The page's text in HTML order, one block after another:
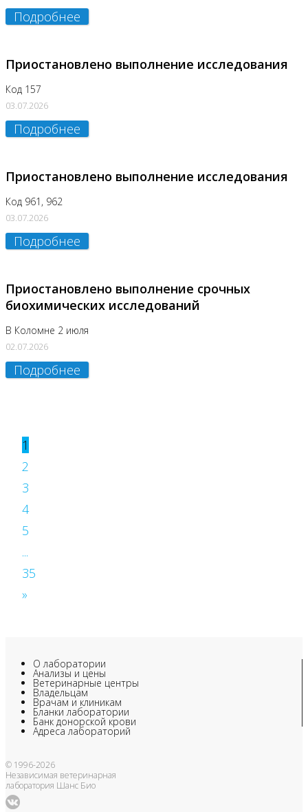
Подробнее
Приостановлено выполнение исследования
Код 157
03.07.2026
Подробнее
Приостановлено выполнение исследования
Код 961, 962
03.07.2026
Подробнее
Приостановлено выполнение срочных
биохимических исследований
В Коломне 2 июля
02.07.2026
Подробнее
1
2
3
4
5
...
35
»
О лаборатории
Анализы и цены
Ветеринарные центры
Владельцам
Врачам и клиникам
Бланки лаборатории
Банк донорской крови
Адреса лабораторий
© 1996-2026
Независимая ветеринарная
лаборатория Шанс Био